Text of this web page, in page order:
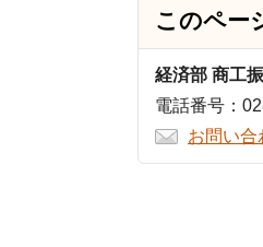
このペー
経済部 商工
電話番号：
お問い合